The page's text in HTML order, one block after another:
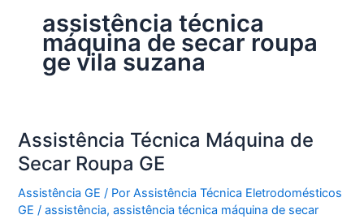
assistência técnica
máquina de secar roupa
ge vila suzana
Assistência Técnica Máquina de
Secar Roupa GE
Assistência GE / PorAssistência Técnica Eletrodomésticos
GE/assistência,assistência técnica máquina de secar